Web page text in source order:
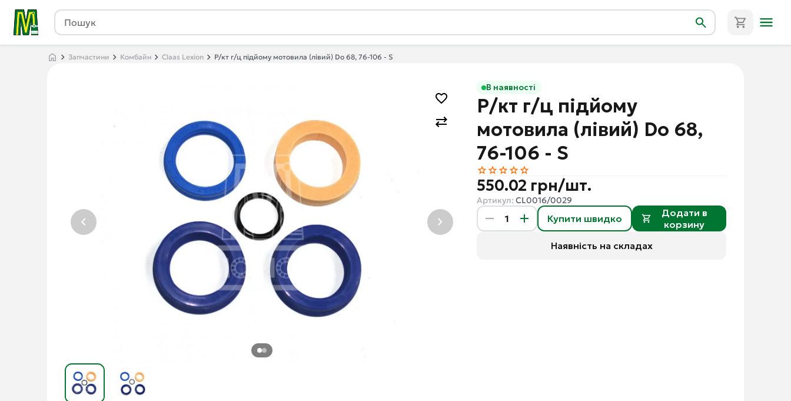
Запчастини Комбайн Claas Lexion Р/кт г/ц підйому мотовила (лівий) Do 68, 76-106 - S
В наявності
Р/кт г/ц підйому
мотовила (лівий) Do 68,
76-106 - S
550.02 грн/шт.
Артикул: CL0016/0029
Купити швидко
Додати в
корзину
Наявність на складах